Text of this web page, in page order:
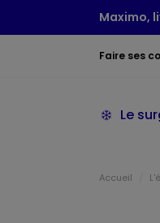
Maximo,
Faire ses
Le
Accueil